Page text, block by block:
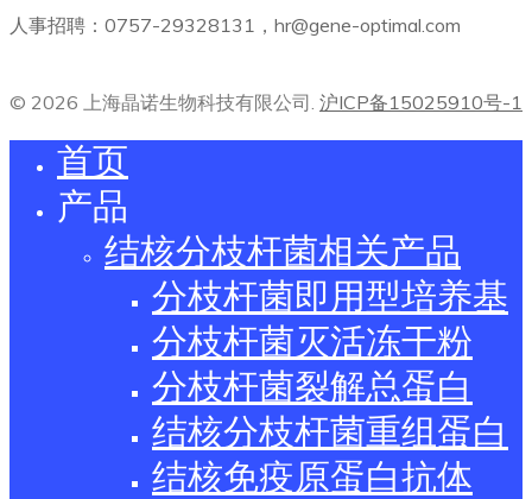
人事招聘：0757-29328131，hr@gene-optimal.com
© 2026 上海晶诺生物科技有限公司. 沪ICP备15025910号-1
首页
产品
结核分枝杆菌相关产品
分枝杆菌即用型培养基
分枝杆菌灭活冻干粉
分枝杆菌裂解总蛋白
结核分枝杆菌重组蛋白
结核免疫原蛋白抗体